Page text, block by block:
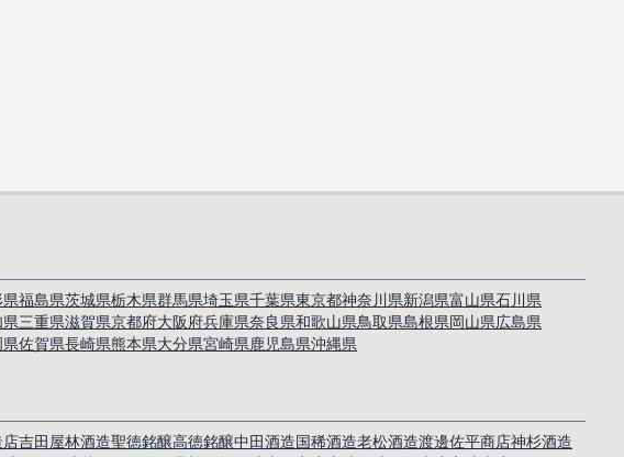
県福島県茨城県栃木県群馬県埼玉県千葉県東京都神奈川県新潟県富山県石川県
三重県滋賀県京都府大阪府兵庫県奈良県和歌山県鳥取県島根県岡山県広島県
佐賀県長崎県熊本県大分県宮崎県鹿児島県沖縄県
吉田屋林酒造聖徳銘醸高徳銘醸中田酒造国稀酒造老松酒造渡邊佐平商店神杉酒造